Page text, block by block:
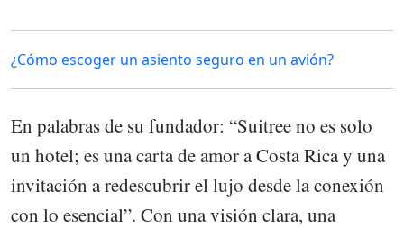
¿Cómo escoger un asiento seguro en un avión?
En palabras de su fundador: “Suitree no es solo
un hotel; es una carta de amor a Costa Rica y una
invitación a redescubrir el lujo desde la conexión
con lo esencial”. Con una visión clara, una